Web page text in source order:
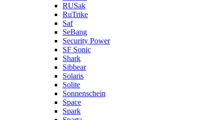
RUSak
RuTrike
Saf
SeBang
Security Power
SF Sonic
Shark
Sibbear
Solaris
Solite
Sonnenschein
Space
Spark